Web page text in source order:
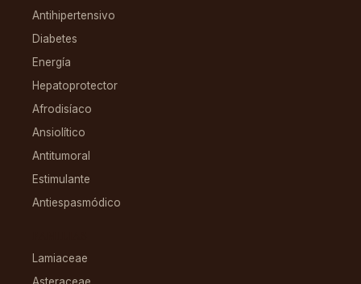
Antihipertensivo
Diabetes
Energía
Hepatoprotector
Afrodisíaco
Ansiolítico
Antitumoral
Estimulante
Antiespasmódico
Lamiaceae